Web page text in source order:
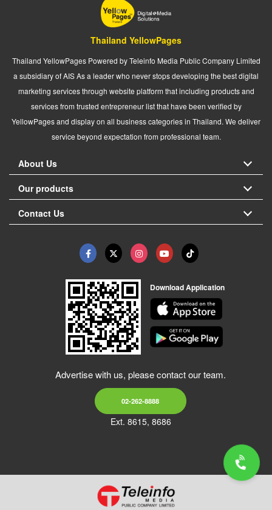
Thailand YellowPages
Thailand YellowPages Powered by Teleinfo Media Public Company Limited
a subsidiary of AIS As a leader who never stops developing the best digital
marketing services through website platform that including products and
services from trusted entrepreneur list that have been verified by
YellowPages and display on all business categories in Thailand. We deliver
service beyond expectation from professional team.
About Us
Our products
Contact Us
Download Application
Advertise with us, please contact our team.
02-262-8888
Ext. 8615, 8686